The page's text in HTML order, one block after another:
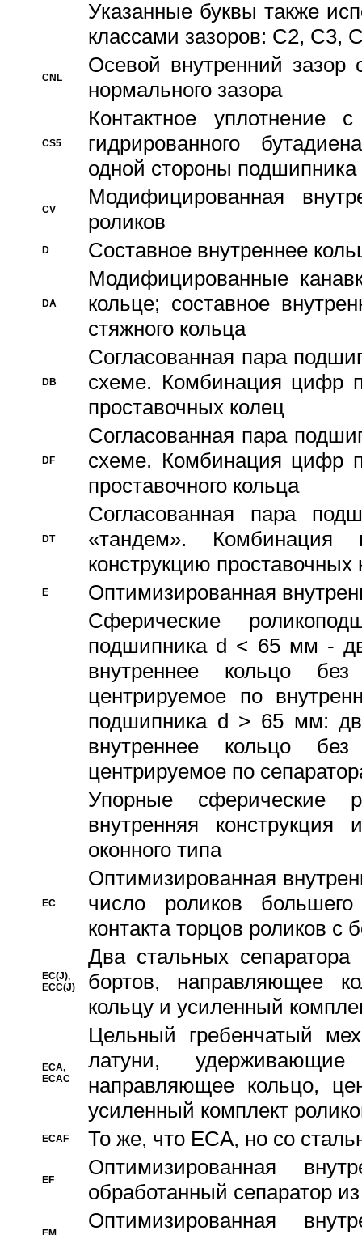
Указанные буквы также
классами зазоров: С2,
CNL
Осевой внутренний зазор
нормального зазора
CS5
Контактное уплотнение
гидрированного
одной стороны подшипника
CV
Модифицированная
роликов
D Составное внутреннее
DA
Модифицированные
кольце; составное
стяжного кольца
DB
Согласованная пара
схеме. Комбинация цифр
проставочных колец
DF
Согласованная пара
схеме. Комбинация цифр
проставочного кольца
DT
Согласованная пара
«тандем».
конструкцию проставочных
E
Оптимизированная
Сферические
подшипника d < 65 мм -
внутреннее кольцо
центрируемое по
подшипника d > 65 мм:
внутреннее кольцо
центрируемое по
Упорные сферические
внутренняя
оконного типа
EC
Oптимизированная
число роликов
контакта торцов роликов с
EC(J),
ECC(J)
Два стальных сепаратора
бортов, направляющее
кольцу и усиленный
ECA,
ECAC
Цельный гребенчатый
латуни,
направляющее кольцо,
усиленный комплект
ECAF То же, что ECA, но со
EF
Оптимизированная
обработанный сепаратор
Оптимизированная